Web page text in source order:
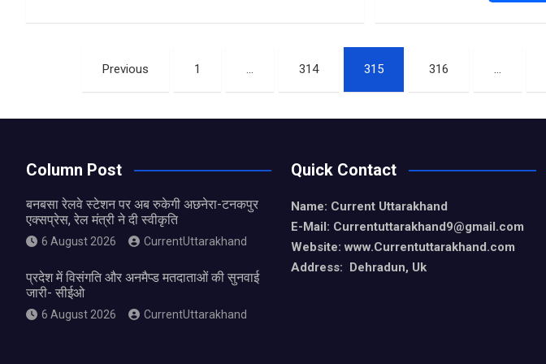
ce
k
at
A
p
p
ar
b
o
o
h
s
A
p
pagination
Previous 1 … 314 315 316 …
Column Post
बनबसा रेलवे स्टेशन पर अब रुकेगी अछनेरा-टनकपुर
एक्सप्रेस, रेल मंत्री ने दी स्वीकृति
6 August 2026 CurrentUttarakhand
प्रदेश में विसंगति और अनमैप्ड मतदाताओं की सुनवाई
जारी- सीईओ
6 August 2026 CurrentUttarakhand
Quick Contact
Name: Current Uttarakhand
E-Mail: Currentuttarakhand9@gmail.com
Website: www.Currentuttarakhand.com
Address: Dehradun, Uk